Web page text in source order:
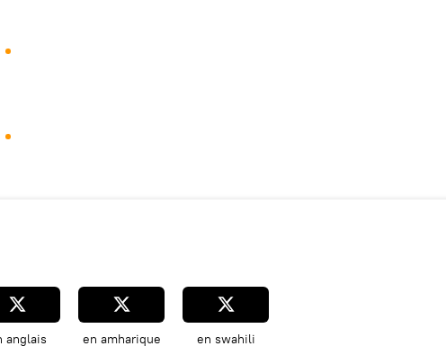
anglais en amharique en swahili